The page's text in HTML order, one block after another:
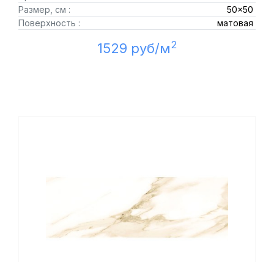
Размер, см :
50x50
Поверхность :
матовая
1529 руб/м2